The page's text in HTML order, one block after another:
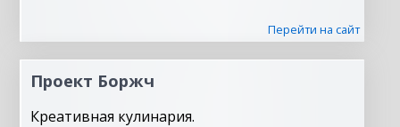
Перейти на сайт
Проект Боржч
Креативная кулинария.